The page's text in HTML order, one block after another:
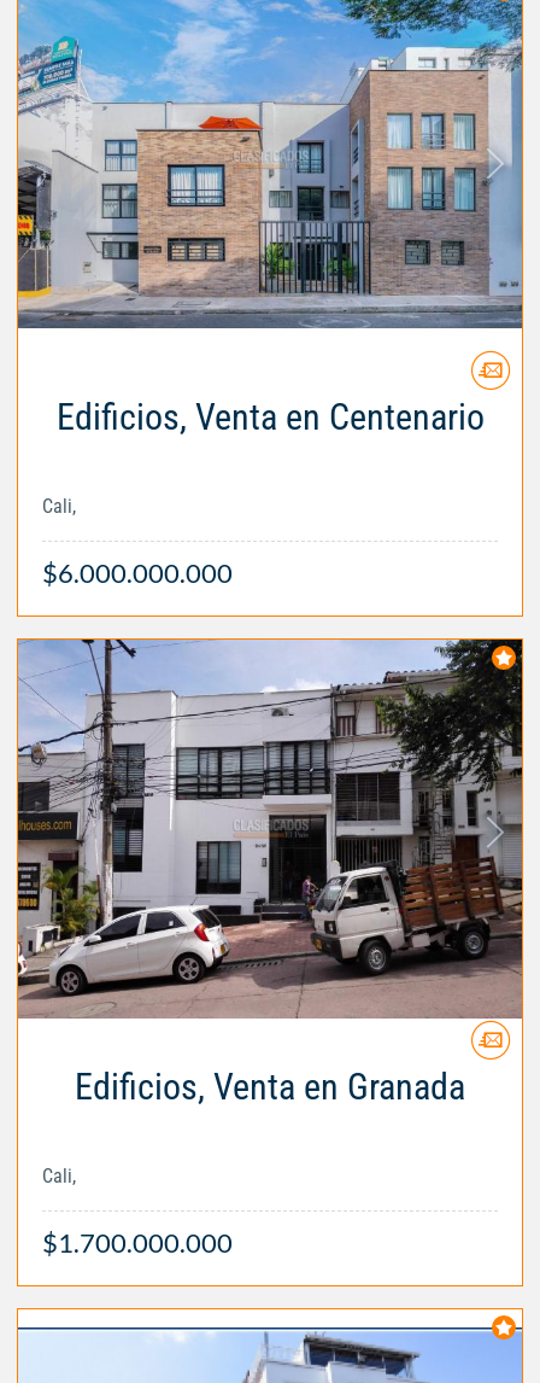
Edificios, Venta en Centenario
Cali,
$6.000.000.000
Edificios, Venta en Granada
Cali,
$1.700.000.000